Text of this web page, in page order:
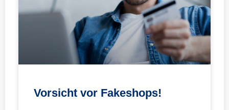
Vorsicht vor Fakeshops!